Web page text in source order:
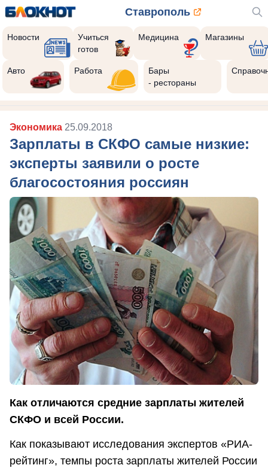
Ставрополь
Новости
Учиться
готов
Медицина Магазины
Авто Работа
Бары
- рестораны
Экономика 25.09.2018
Зарплаты в СКФО самые низкие:
эксперты заявили о росте
благосостояния россиян
Как отличаются средние зарплаты жителей
СКФО и всей России.
Как показывают исследования экспертов «РИА-
рейтинг», темпы роста зарплаты жителей России